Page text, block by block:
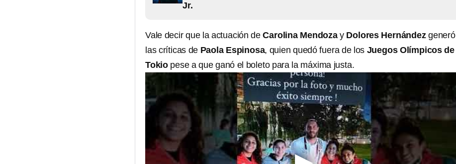
Jr.
Vale decir que la actuación deCarolina Mendozay Dolores Hernándezgeneró
las críticas de Paola Espinosa, quien quedó fuera de los Juegos Olímpicos de
Tokio pese a que ganó el boleto para la máxima justa.